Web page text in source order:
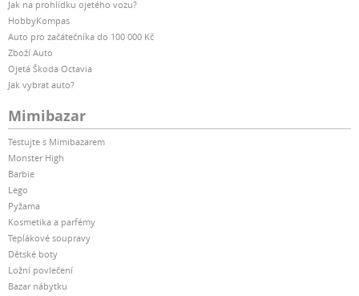
Jak na prohlídku ojetého vozu?
HobbyKompas
Auto pro začátečníka do 100 000 Kč
Zboží Auto
Ojetá Škoda Octavia
Jak vybrat auto?
Mimibazar
Testujte s Mimibazarem
Monster High
Barbie
Lego
Pyžama
Kosmetika a parfémy
Teplákové soupravy
Dětské boty
Ložní povlečení
Bazar nábytku